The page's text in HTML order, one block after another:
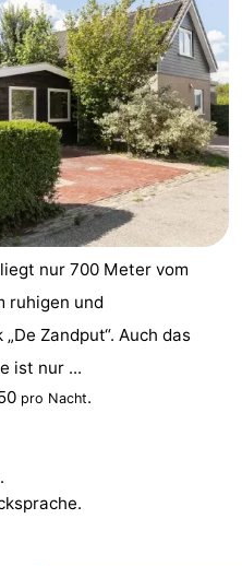
nur 700 Meter vom
ruhigen und
Zandput“. Auch das
ist nur ...
pro Nacht.